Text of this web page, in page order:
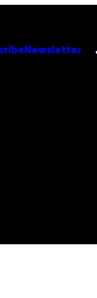
Newsletter